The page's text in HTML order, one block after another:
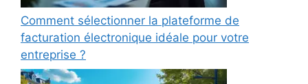
Comment sélectionner la plateforme de
facturation électronique idéale pour votre
entreprise ?